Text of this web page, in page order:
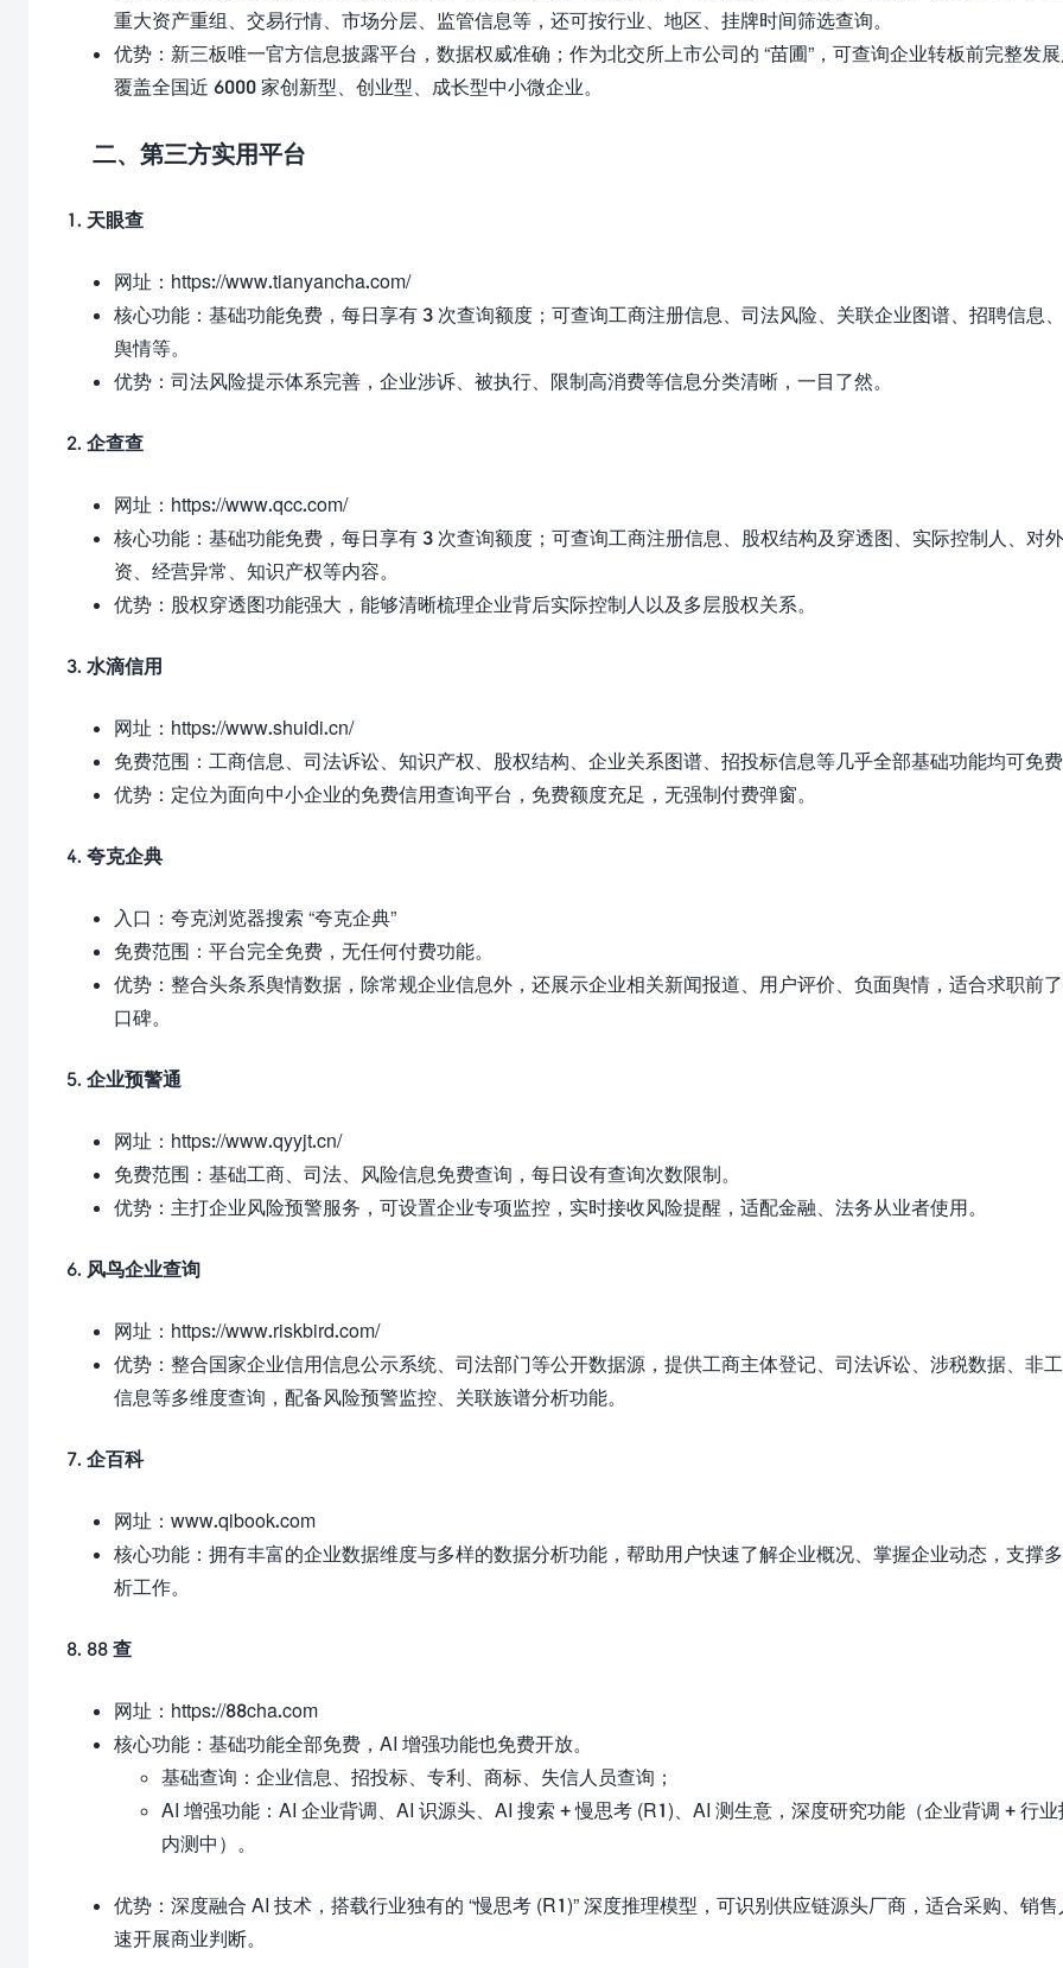
重大资产重组、交易行情、市场分层、监管信息等，还可按行业、地区、挂牌时间筛选查询。
优势：新三板唯一官方信息披露平台，数据权威准确；作为北交所上市公司的 “苗圃”，可查询企业转板前完整发
覆盖全国近 6000 家创新型、创业型、成长型中小微企业。
二、第三方实用平台
1. 天眼查
网址： https://www.tianyancha.com/
核心功能：基础功能免费，每日享有 3 次查询额度；可查询工商注册信息、司法风险、关联企业图谱、招聘信息
舆情等。
优势：司法风险提示体系完善，企业涉诉、被执行、限制高消费等信息分类清晰，一目了然。
2. 企查查
网址： https://www.qcc.com/
核心功能：基础功能免费，每日享有 3 次查询额度；可查询工商注册信息、股权结构及穿透图、实际控制人、对
资、经营异常、知识产权等内容。
优势：股权穿透图功能强大，能够清晰梳理企业背后实际控制人以及多层股权关系。
3. 水滴信用
网址： https://www.shuidi.cn/
免费范围：工商信息、司法诉讼、知识产权、股权结构、企业关系图谱、招投标信息等几乎全部基础功能均可免
优势：定位为面向中小企业的免费信用查询平台，免费额度充足，无强制付费弹窗。
4. 夸克企典
入口：夸克浏览器搜索 “夸克企典”
免费范围：平台完全免费，无任何付费功能。
优势：整合头条系舆情数据，除常规企业信息外，还展示企业相关新闻报道、用户评价、负面舆情，适合求职前
口碑。
5. 企业预警通
网址： https://www.qyyjt.cn/
免费范围：基础工商、司法、风险信息免费查询，每日设有查询次数限制。
优势：主打企业风险预警服务，可设置企业专项监控，实时接收风险提醒，适配金融、法务从业者使用。
6. 风鸟企业查询
网址： https://www.riskbird.com/
优势：整合国家企业信用信息公示系统、司法部门等公开数据源，提供工商主体登记、司法诉讼、涉税数据、非
信息等多维度查询，配备风险预警监控、关联族谱分析功能。
7. 企百科
网址： www.qibook.com
核心功能：拥有丰富的企业数据维度与多样的数据分析功能，帮助用户快速了解企业概况、掌握企业动态，支撑
析工作。
8. 88 查
网址： https://88cha.com
核心功能：基础功能全部免费，AI 增强功能也免费开放。
基础查询：企业信息、招投标、专利、商标、失信人员查询；
AI 增强功能：AI 企业背调、AI 识源头、AI 搜索 + 慢思考 (R1)、AI 测生意，深度研究功能（企业背调 + 行
内测中）。
优势：深度融合 AI 技术，搭载行业独有的 “慢思考 (R1)” 深度推理模型，可识别供应链源头厂商，适合采购、销
速开展商业判断。